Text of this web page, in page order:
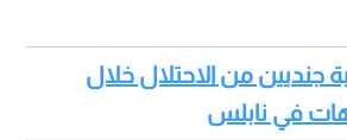
جنديين من الاحتلال خلال
في نابلس